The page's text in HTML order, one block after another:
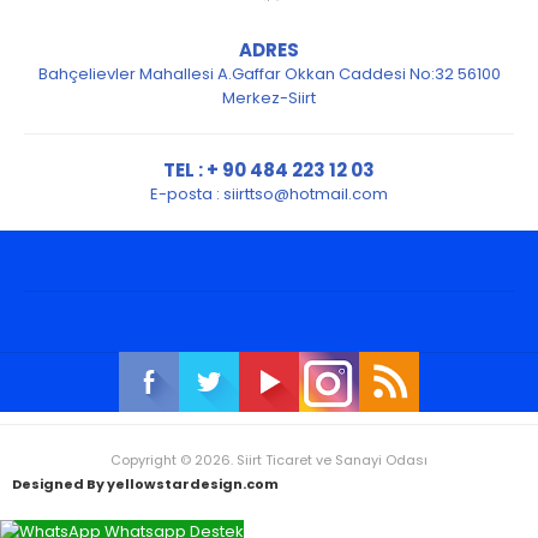
ADRES
Bahçelievler Mahallesi A.Gaffar Okkan Caddesi No:32 56100
Merkez-Siirt
TEL : + 90 484 223 12 03
E-posta : siirttso@hotmail.com
Copyright © 2026. Siirt Ticaret ve Sanayi Odası
Designed By yellowstardesign.com
Whatsapp Destek